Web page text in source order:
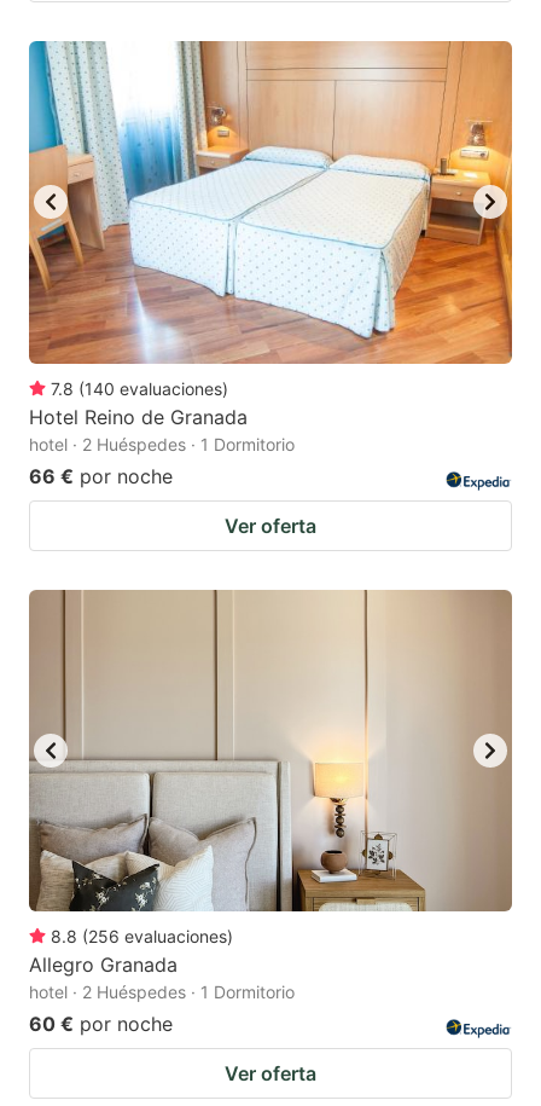
7.8 (140 evaluaciones)
Hotel Reino de Granada
hotel · 2 Huéspedes · 1 Dormitorio
66 € por noche
Ver oferta
8.8 (256 evaluaciones)
Allegro Granada
hotel · 2 Huéspedes · 1 Dormitorio
60 € por noche
Ver oferta